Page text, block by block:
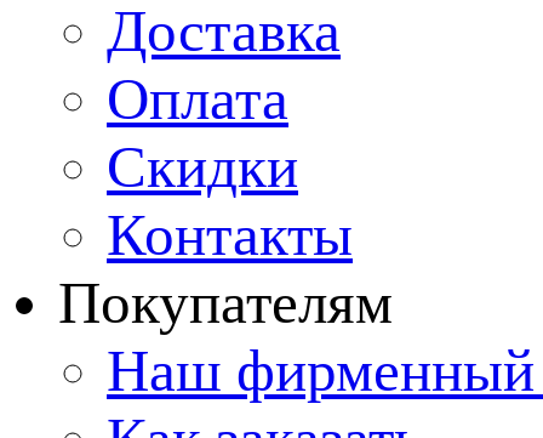
Доставка
Оплата
Скидки
Контакты
Покупателям
Наш фирменный